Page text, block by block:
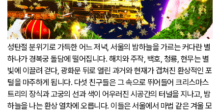
성탄절 분위기로 가득한 어느 저녁, 서울의 밤하늘을 가르는 커다란 별
하나가 경복궁 돌담에 떨어집니다. 해치와 주작, 백호, 청룡, 현무는 별
빛에 이끌려 걷다, 광화문 뒤로 열린 과거와 현재가 겹쳐진 환상적인 포
털을 마주하게 됩니다. 다섯 친구들은 그 속으로 뛰어들어 크리스마스
트리의 장식과 고궁의 선과 색이 어우러진 시공간의 터널을 지나고, 밤
하늘을 나는 환상 열차에 오릅니다. 이들은 서울에서 마법 같은 겨울 모